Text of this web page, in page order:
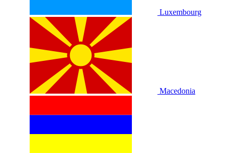
Luxembourg
Macedonia